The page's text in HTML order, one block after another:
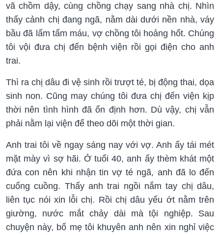
vã chồm dậy, cùng chồng chạy sang nhà chị. Nhìn
thấy cảnh chị đang ngã, nằm dài dưới nền nhà, váy
bầu đã lấm tấm máu, vợ chồng tôi hoảng hốt. Chúng
tôi vội đưa chị đến bệnh viện rồi gọi điện cho anh
trai.
Thì ra chị dâu đi vệ sinh rồi trượt té, bị động thai, dọa
sinh non. Cũng may chúng tôi đưa chị đến viện kịp
thời nên tình hình đã ổn định hơn. Dù vậy, chị vẫn
phải nằm lại viện để theo dõi một thời gian.
Anh trai tôi về ngay sáng nay với vợ. Anh ấy tái mét
mặt mày vì sợ hãi. Ở tuổi 40, anh ấy thèm khát một
đứa con nên khi nhận tin vợ té ngã, anh đã lo đến
cuống cuồng. Thấy anh trai ngồi nắm tay chị dâu,
liên tục nói xin lỗi chị. Rồi chị dâu yếu ớt nằm trên
giường, nước mắt chảy dài mà tội nghiệp. Sau
chuyện này, bố mẹ tôi khuyên anh nên xin nghỉ việc